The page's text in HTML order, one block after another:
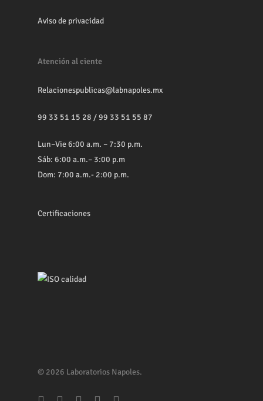
Aviso de privacidad
Atención al ciente
Relacionespublicas@labnapoles.mx
99 33 51 15 28 /99 33 51 55 87
Lun–Vie 6:00 a.m. – 7:30 p.m.
Sáb: 6:00 a.m.– 3:00 p.m
Dom: 7:00 a.m.- 2:00 p.m.
Certificaciones
© 2026 Laboratorios Napoles.
facebookyoutubewhatsappphoneemail